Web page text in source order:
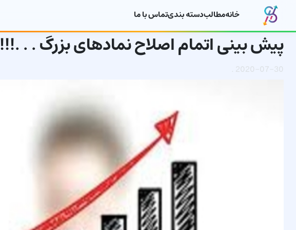
خانهمطالبدسته بندیتماس با ما
پیش بینی اتمام اصلاح نمادهای بزرگ . . .!!!
2020-07-30
.